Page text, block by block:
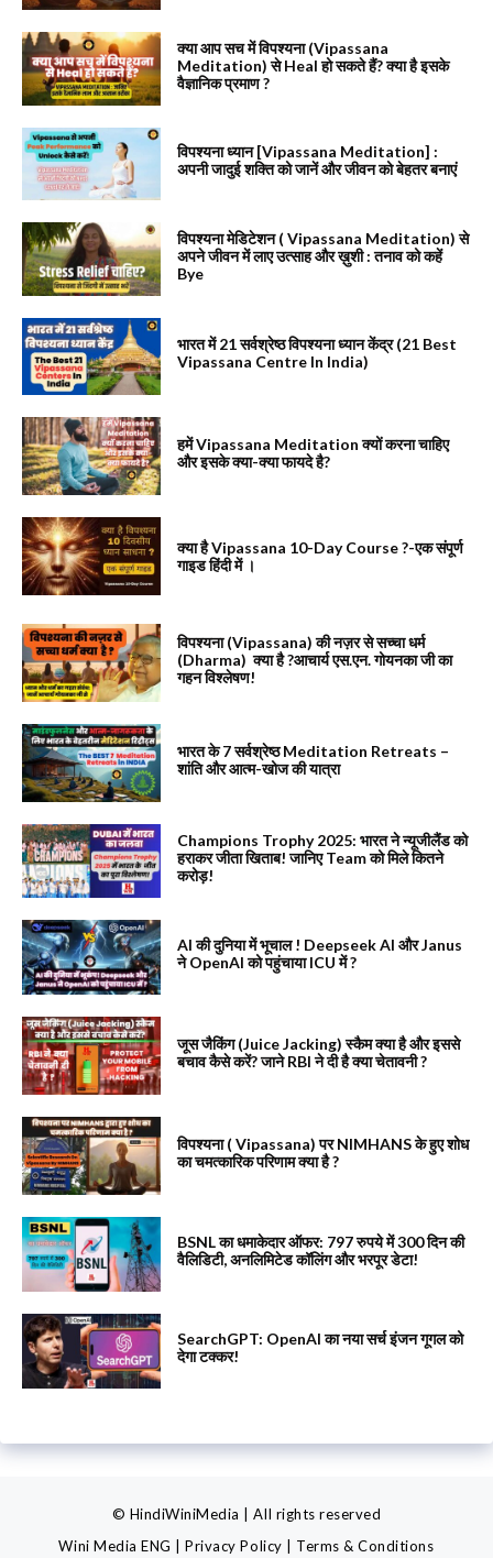
क्या आप सच में विपश्यना (Vipassana
Meditation) से Heal हो सकते हैं? क्या है इसके
वैज्ञानिक प्रमाण ?
विपश्यना ध्यान [Vipassana Meditation] :
अपनी जादुई शक्ति को जानें और जीवन को बेहतर बनाएं
विपश्यना मेडिटेशन ( Vipassana Meditation) से
अपने जीवन में लाए उत्साह और ख़ुशी : तनाव को कहें
Bye
भारत में 21 सर्वश्रेष्ठ विपश्यना ध्यान केंद्र (21 Best
Vipassana Centre In India)
हमें Vipassana Meditation क्यों करना चाहिए
और इसके क्या-क्या फायदे है?
क्या है Vipassana 10-Day Course ?-एक संपूर्ण
गाइड हिंदी में ।
विपश्यना (Vipassana) की नज़र से सच्चा धर्म
(Dharma) क्या है ?आचार्य एस.एन. गोयनका जी का
गहन विश्लेषण!
भारत के 7 सर्वश्रेष्ठ Meditation Retreats –
शांति और आत्म-खोज की यात्रा
Champions Trophy 2025: भारत ने न्यूजीलैंड को
हराकर जीता खिताब! जानिए Team को मिले कितने
करोड़!
AI की दुनिया में भूचाल ! Deepseek AI और Janus
ने OpenAI को पहुंचाया ICU में ?
जूस जैकिंग (Juice Jacking) स्कैम क्या है और इससे
बचाव कैसे करें? जाने RBI ने दी है क्या चेतावनी ?
विपश्यना ( Vipassana) पर NIMHANS के हुए शोध
का चमत्कारिक परिणाम क्या है ?
BSNL का धमाकेदार ऑफर: 797 रुपये में 300 दिन की
वैलिडिटी, अनलिमिटेड कॉलिंग और भरपूर डेटा!
SearchGPT: OpenAI का नया सर्च इंजन गूगल को
देगा टक्कर!
© HindiWiniMedia | All rights reserved
Wini Media ENG
|Privacy Policy
Terms & Conditions